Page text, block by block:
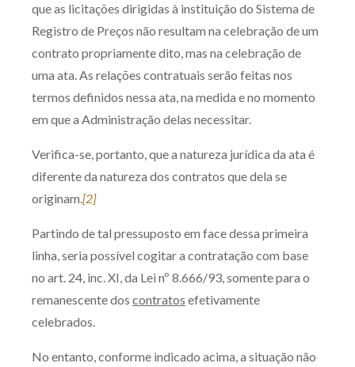
que as licitações dirigidas à instituição do Sistema de
Registro de Preços não resultam na celebração de um
contrato propriamente dito, mas na celebração de
uma ata. As relações contratuais serão feitas nos
termos definidos nessa ata, na medida e no momento
em que a Administração delas necessitar.
Verifica-se, portanto, que a natureza jurídica da ata é
diferente da natureza dos contratos que dela se
originam.[2]
Partindo de tal pressuposto em face dessa primeira
linha, seria possível cogitar a contratação com base
no art. 24, inc. XI, da Lei nº 8.666/93, somente para o
remanescente dos contratos efetivamente
celebrados.
No entanto, conforme indicado acima, a situação não